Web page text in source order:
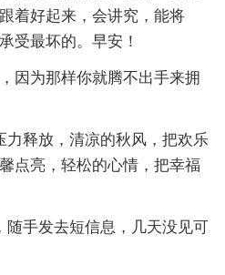
着好起来，会讲究，能将
受最坏的。早安！
因为那样你就腾不出手来拥
力释放，清凉的秋风，把欢乐
点亮，轻松的心情，把幸福
随手发去短信息，几天没见可